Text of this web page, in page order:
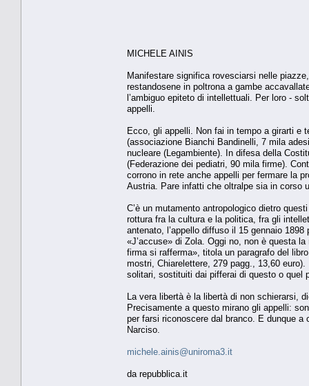
MICHELE AINIS
Manifestare significa rovesciarsi nelle
restandosene in poltrona a gambe
l’ambiguo epiteto di intellettuali. Per loro -
appelli.
Ecco, gli appelli. Non fai in tempo a girarti e
(associazione Bianchi Bandinelli, 7 mila
nucleare (Legambiente). In difesa della
(Federazione dei pediatri, 90 mila firme).
corrono in rete anche appelli per fermare la
Austria. Pare infatti che oltralpe sia in corso
C’è un mutamento antropologico dietro
rottura fra la cultura e la politica, fra gli
antenato, l’appello diffuso il 15 gennaio
«J’accuse» di Zola. Oggi no, non è questa
firma si rafferma», titola un paragrafo del
mostri, Chiarelettere, 279 pagg., 13,60
solitari, sostituiti dai pifferai di questo o quel
La vera libertà è la libertà di non schierarsi,
Precisamente a questo mirano gli appelli:
per farsi riconoscere dal branco. E dunque a
Narciso.
michele.ainis@uniroma3.it
da repubblica.it